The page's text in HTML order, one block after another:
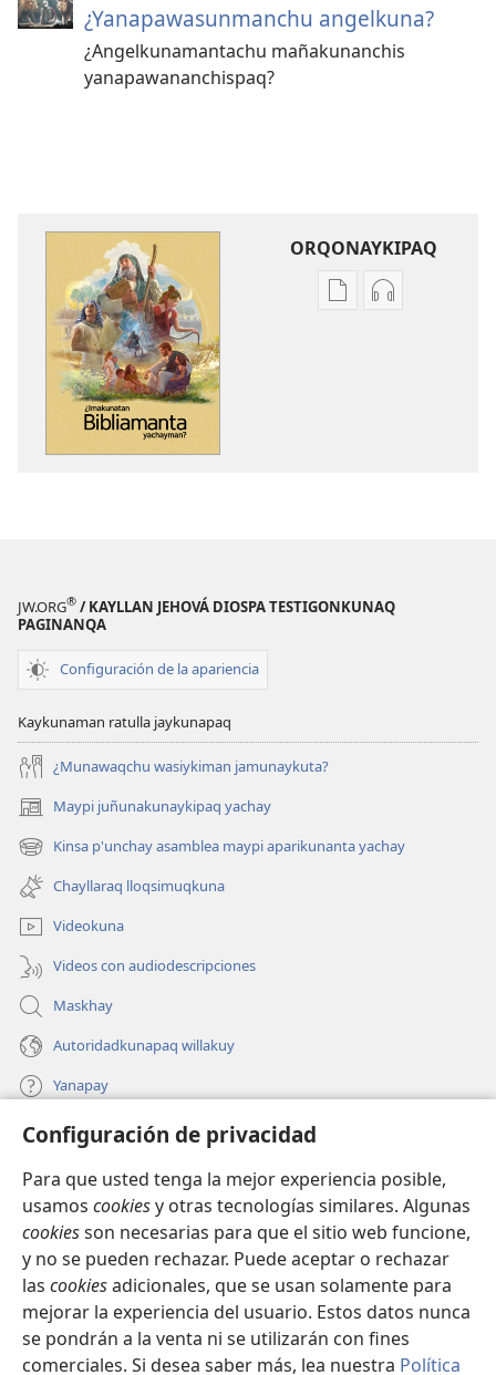
Configuración de privacidad
Para que usted tenga la mejor experiencia posible,
usamos cookiesy otras tecnologías similares. Algunas
cookiesson necesarias para que el sitio web funcione,
y no se pueden rechazar. Puede aceptar o rechazar
las cookiesadicionales, que se usan solamente para
mejorar la experiencia del usuario. Estos datos nunca
se pondrán a la venta ni se utilizarán con fines
comerciales. Si desea saber más, lea nuestra Política
¿Yanapawasunmanchu angelkuna?
¿Angelkunamantachu mañakunanchis
yanapawananchispaq?
ORQONAYKIPAQ
Kaypi Kaypin
JW.ORG® / KAYLLAN JEHOVÁ DIOSPA TESTIGONKUNAQ
PAGINANQA
Configuración de la apariencia
Kaykunaman ratulla jaykunapaq
¿Munawaqchu wasiykiman jamunaykuta?
Maypi juñunakunaykipaq yachay
(abre
una
nueva
ventana)
Kinsa p'unchay asamblea maypi aparikunanta yachay
(abre
una
nueva
ventana)
Chayllaraq lloqsimuqkuna
Videokuna
Videos con audiodescripciones
Maskhay
Autoridadkunapaq willakuy
Yanapay
Donacionta churanapaq
una
ventana)
INTERNETPI QELQANCHISKUNA Watchtower™
(abre
una
nueva
ventana)
JW Hub
(abre
una
nueva
ventana)
JW Library ®